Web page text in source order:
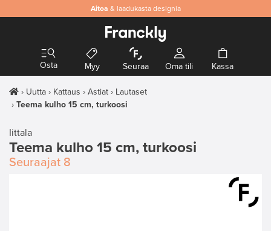
Aitoa & laadukasta designia
Osta Myy Seuraa Oma tili Kassa
Uutta Kattaus Astiat
Lautaset
Teema kulho 15 cm, turkoosi
Iittala
Teema kulho 15 cm, turkoosi
Seuraajat 8